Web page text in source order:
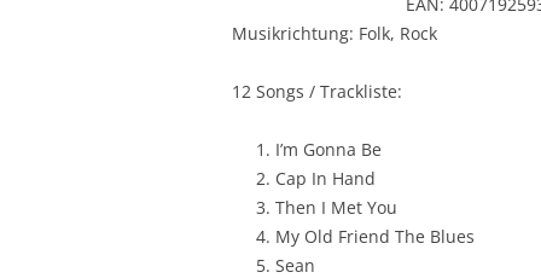
Musikrichtung: Folk, Rock
12 Songs / Trackliste:
I’m Gonna Be
Cap In Hand
Then I Met You
My Old Friend The Blues
Sean